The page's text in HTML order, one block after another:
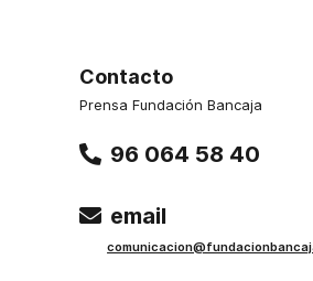
Contacto
Prensa Fundación Bancaja
96 064 58 40
email
comunicacion@funda